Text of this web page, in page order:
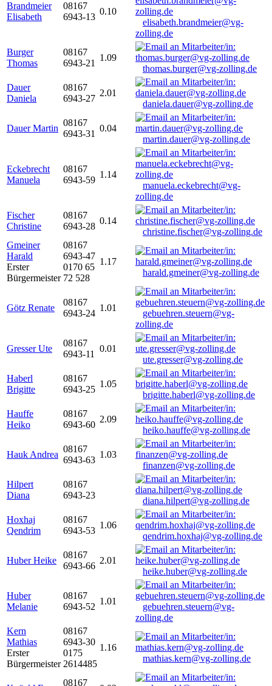
Brandmeier
Elisabeth
08167
6943-13
0.10
elisabeth.brandmeier@vg-
zolling.de
Burger
Thomas
08167
6943-21
1.09
thomas.burger@vg-zolling.de
Dauer
Daniela
08167
6943-27
2.01
daniela.dauer@vg-zolling.de
Dauer Martin
08167
6943-31
0.04
martin.dauer@vg-zolling.de
Eckebrecht
Manuela
08167
6943-59
1.14
manuela.eckebrecht@vg-
zolling.de
Fischer
Christine
08167
6943-28
0.14
christine.fischer@vg-zolling.de
Gmeiner
Harald
Erster
Bürgermeister
08167
6943-47
0170 65
72 528
1.17
harald.gmeiner@vg-zolling.de
Götz Renate
08167
6943-24
1.01
gebuehren.steuern@vg-
zolling.de
Gresser Ute
08167
6943-11
0.01
ute.gresser@vg-zolling.de
Haberl
Brigitte
08167
6943-25
1.05
brigitte.haberl@vg-zolling.de
Hauffe
Heiko
08167
6943-60
2.09
heiko.hauffe@vg-zolling.de
Hauk Andrea
08167
6943-63
1.03
finanzen@vg-zolling.de
Hilpert
Diana
08167
6943-23
diana.hilpert@vg-zolling.de
Hoxhaj
Qendrim
08167
6943-53
1.06
qendrim.hoxhaj@vg-zolling.de
Huber Heike
08167
6943-66
2.01
heike.huber@vg-zolling.de
Huber
Melanie
08167
6943-52
1.01
gebuehren.steuern@vg-
zolling.de
Kern
Mathias
Erster
Bürgermeister
08167
6943-30
0175
2614485
1.16
mathias.kern@vg-zolling.de
08167